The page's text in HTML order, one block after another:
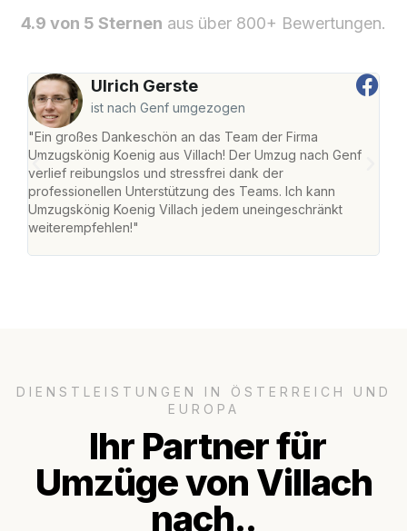
4.9 von 5 Sternen aus über 800+ Bewertungen.
Ulrich Gerste
ist nach Genf umgezogen
"Ein großes Dankeschön an das Team der Firma
Umzugskönig Koenig aus Villach! Der Umzug nach Genf
verlief reibungslos und stressfrei dank der
professionellen Unterstützung des Teams. Ich kann
Umzugskönig Koenig Villach jedem uneingeschränkt
weiterempfehlen!"
DIENSTLEISTUNGEN IN ÖSTERREICH UND
EUROPA
Ihr Partner für
Umzüge von Villach
nach..